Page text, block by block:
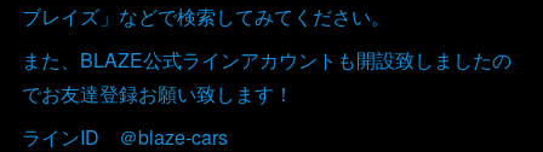
ブレイズ」などで検索してみてください。
また、BLAZE公式ラインアカウントも開設致しましたの
でお友達登録お願い致します！
ラインID ＠blaze-cars